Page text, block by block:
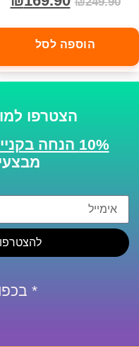
הוספה לסל
הצטרפו
10% הנחה בקנייה הבאה
*